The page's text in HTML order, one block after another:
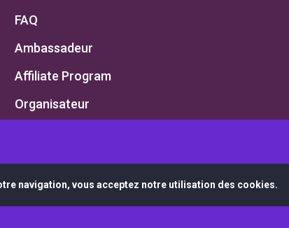
FAQ
Ambassadeur
Affiliate Program
Organisateur
navigation, vous acceptez notre utilisation des cookies.